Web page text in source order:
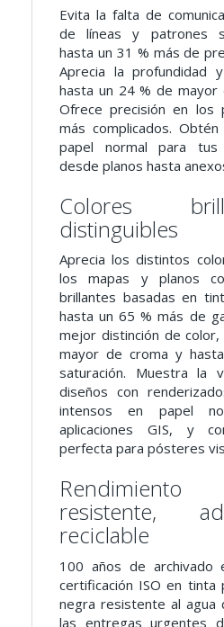
Evita la falta de
de líneas y patrones
hasta un 31 % más de
Aprecia la profundidad
hasta un 24 % de mayor
Ofrece precisión en los
más complicados.
papel normal para tus
desde planos hasta
Colores
distinguibles
Aprecia los distintos
los mapas y planos
brillantes basadas en
hasta un 65 % más de
mejor distinción de
mayor de croma y
saturación. Muestra la
diseños con
intensos en papel
aplicaciones GIS, y
perfecta para pósteres
resistente,
reciclable
100 años de archivado
certificación ISO en tinta
negra resistente al agua
las entregas urgentes